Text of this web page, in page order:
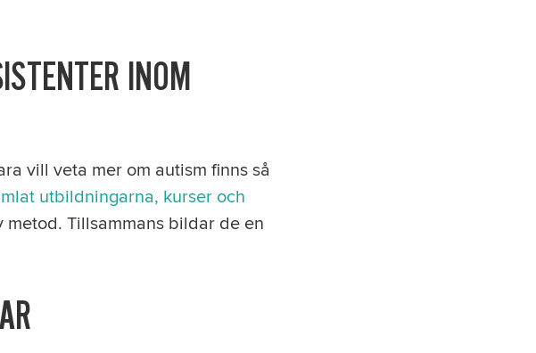
INOM
vill veta mer om autism finns så
utbildningarna, kurser och
Tillsammans bildar de en